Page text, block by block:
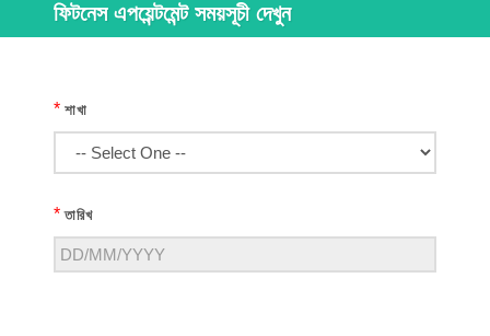
ফিটনেস এপয়েন্টমেন্ট সময়সূচী দেখুন
* শাখা
* তারিখ